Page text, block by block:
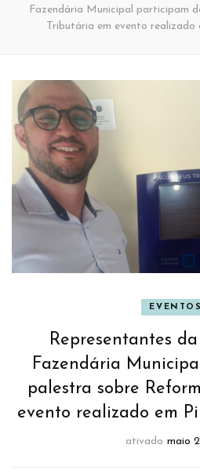
Fazendária Municipal participam
Tributária em evento realizado
EVENTOS
Representantes
Fazendária
palestra sobre
evento realizado em
ativado maio